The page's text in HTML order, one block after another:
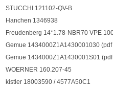
STUCCHI 121102-QV-B
Hanchen 1346938
Freudenberg 14*1.78-NBR70 VPE
Gemue 1434000Z1A1430001030
Gemue 1434000Z1A1430001S01
WOERNER 160.207-45
kistler 18003590 / 4577A50C1